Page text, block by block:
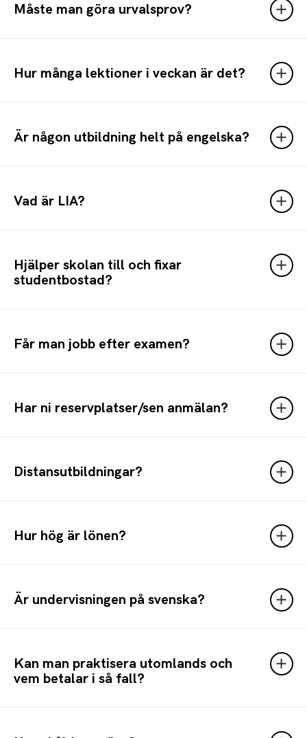
Måste man göra urvalsprov?
Hur många lektioner i veckan är det?
Är någon utbildning helt på engelska?
Vad är LIA?
Hjälper skolan till och fixar
studentbostad?
Får man jobb efter examen?
Har ni reservplatser/sen anmälan?
Distansutbildningar?
Hur hög är lönen?
Är undervisningen på svenska?
Kan man praktisera utomlands och
vem betalar i så fall?